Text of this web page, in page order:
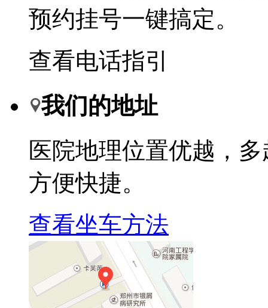
预约挂号一键搞定。
查看电话指引
我们的地址
医院地理位置优越，
方便快捷。
查看坐车方法